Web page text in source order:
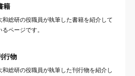
籍
和総研の役職員が執筆した書籍を紹介して
るページです。
行物
和総研の役職員が執筆した刊行物を紹介し